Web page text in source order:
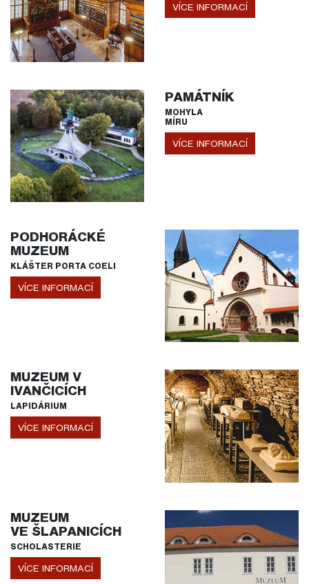
VÍCE INFORMACÍ
PAMÁTNÍK
MOHYLA
MÍRU
VÍCE INFORMACÍ
PODHORÁCKÉ
MUZEUM
KLÁŠTER PORTA COELI
VÍCE INFORMACÍ
MUZEUM V
IVANČICÍCH
LAPIDÁRIUM
VÍCE INFORMACÍ
MUZEUM
VE ŠLAPANICÍCH
SCHOLASTERIE
VÍCE INFORMACÍ